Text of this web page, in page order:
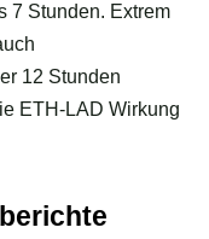
7 Stunden. Extrem
12 Stunden
ETH-LAD Wirkung